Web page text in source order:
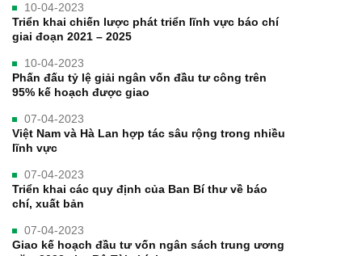
10-04-2023
Triển khai chiến lược phát triển lĩnh vực báo chí
giai đoạn 2021 – 2025
10-04-2023
Phấn đấu tỷ lệ giải ngân vốn đầu tư công trên
95% kế hoạch được giao
07-04-2023
Việt Nam và Hà Lan hợp tác sâu rộng trong nhiều
lĩnh vực
07-04-2023
Triển khai các quy định của Ban Bí thư về báo
chí, xuất bản
07-04-2023
Giao kế hoạch đầu tư vốn ngân sách trung ương